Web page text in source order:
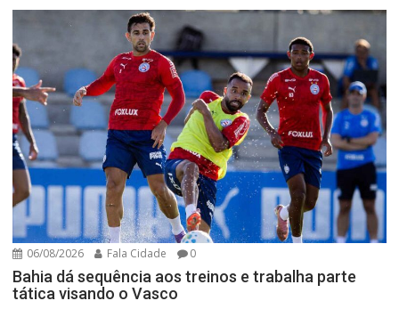
06/08/2026 Fala Cidade 0
Bahia dá sequência aos treinos e trabalha parte
tática visando o Vasco